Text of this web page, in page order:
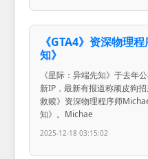
《GTA4》资深物理
知》
《星际：异端先知》于去年
新IP，最新有报道称顽皮狗
救赎》资深物理程序师
知》。Michae
2025-12-18 03:15:02